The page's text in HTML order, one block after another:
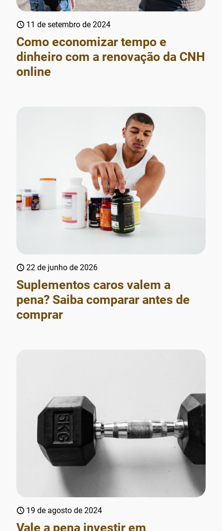
11 de setembro de 2024
Como economizar tempo e
dinheiro com a renovação da CNH
online
22 de junho de 2026
Suplementos caros valem a
pena? Saiba comparar antes de
comprar
19 de agosto de 2024
Vale a pena investir em